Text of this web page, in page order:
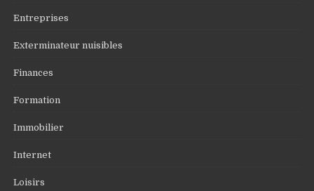
Entreprises
Exterminateur nuisibles
Finances
Formation
Immobilier
Internet
Loisirs